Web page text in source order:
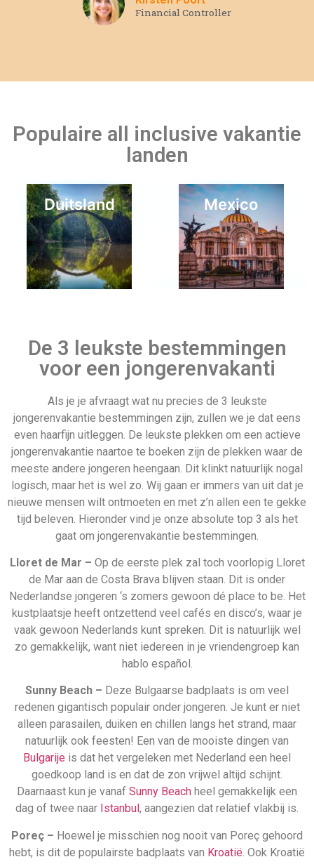
Last minute 9 mei
Aruba
De 3 leukste bestemmingen
Als je je afvraagt wat nu precies de 3 leukste
jongerenvakantie bestemmingen zijn, zullen we je dat eens
jongerenvakantie naartoe te boeken zijn de plekken waar de
meeste andere jongeren heengaan. Dit klinkt natuurlijk nogal
logisch, maar het is wel zo. Wij gaan er immers van uit dat je
nieuwe mensen wilt ontmoeten en met z’n allen een te gekke
tijd beleven. Hieronder vind je onze absolute top 3 als het
gaat om jongerenvakantie bestemmingen.
kustplaatsje heeft ontzettend veel cafés en disco’s, waar je
vaak gewoon Nederlands kunt spreken. Dit is natuurlijk wel
zo gemakkelijk, want niet iedereen in je vriendengroep kan
hablo español.
Sunny Beach –Deze Bulgaarse badplaats is om veel
redenen gigantisch populair onder jongeren. Je kunt er niet
alleen parasailen, duiken en chillen langs het strand, maar
natuurlijk ook feesten! Een van de mooiste dingen van
Bulgarijeis dat het vergeleken met Nederland een heel
goedkoop land is en dat de zon vrijwel altijd schijnt.
Daarnaast kun je vanaf Sunny Beach heel gemakkelijk een
dag of twee naarIstanbul, aangezien dat relatief vlakbij is.
Poreç –Hoewel je misschien nog nooit van Poreç gehoord
hebt, is dit de populairste badplaats vanKroatië . Ook Kroatië
is stukken goedkoper dan Nederland, dus dat is alvast mooi
meegenomen. In Poreç zijn ontzettend veel disco’s en
kroegen waar je al binnengelaten wordt als je 16 jaar of ouder
bent. Vanuit Poreç kun je eenvoudig naar Venetië, mocht je
met de hele vriendengroep eens een dagje op een
traditionele gondelboot willen varen.
Of je nu een jongerenvakantie villa boeken wilt of gewoon
een goedkope jongerenvakantie, op onze site vind je een
ruim aanbod van verschillende all inclusive jongerenvakanties
waarbij alles al in de prijs zit inbegrepen. Bespaar jezelf dus
een hoop tijd, geld en moeite en bekijk vandaag nog het
aanbod jongerenvakantie bestemmingen.
Partners van Allinclusive.be